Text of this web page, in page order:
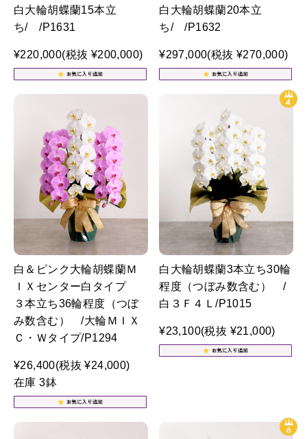
白大輪胡蝶蘭15本立
ち/ /P1631
¥220,000(税抜 ¥200,000)
白大輪胡蝶蘭20本立
ち/ /P1632
¥297,000(税抜 ¥270,000)
白＆ピンク大輪胡蝶蘭Ｍ
ＩＸセンター白タイプ
３本立ち36輪程度（つぼ
み数含む） /大輪ＭＩＸ
Ｃ・Ｗタイプ/P1294
¥26,400(税抜 ¥24,000)
在庫 3鉢
白大輪胡蝶蘭3本立ち30輪
程度（つぼみ数含む） /
白３Ｆ４Ｌ/P1015
¥23,100(税抜 ¥21,000)